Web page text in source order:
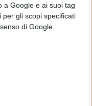
a Google e ai suoi tag
per gli scopi specificati
di Google.